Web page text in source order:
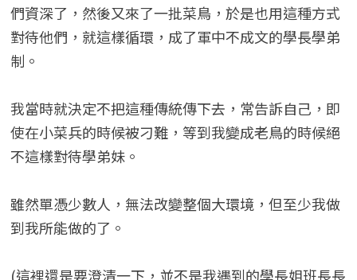
們資深了，然後又來了一批菜鳥，於是也用這種方式
對待他們，就這樣循環，成了軍中不成文的學長學弟
制。
我當時就決定不把這種傳統傳下去，常告訴自己，即
使在小菜兵的時候被刁難，等到我變成老鳥的時候絕
不這樣對待學弟妹。
雖然單憑少數人，無法改變整個大環境，但至少我做
到我所能做的了。
(這裡還是要澄清一下，並不是我遇到的學長姐班長長